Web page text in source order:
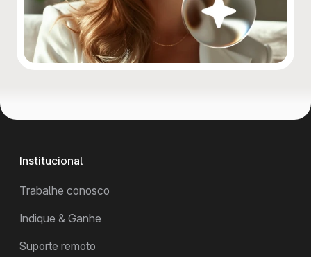
Institucional
Trabalhe conosco
Indique & Ganhe
Suporte remoto